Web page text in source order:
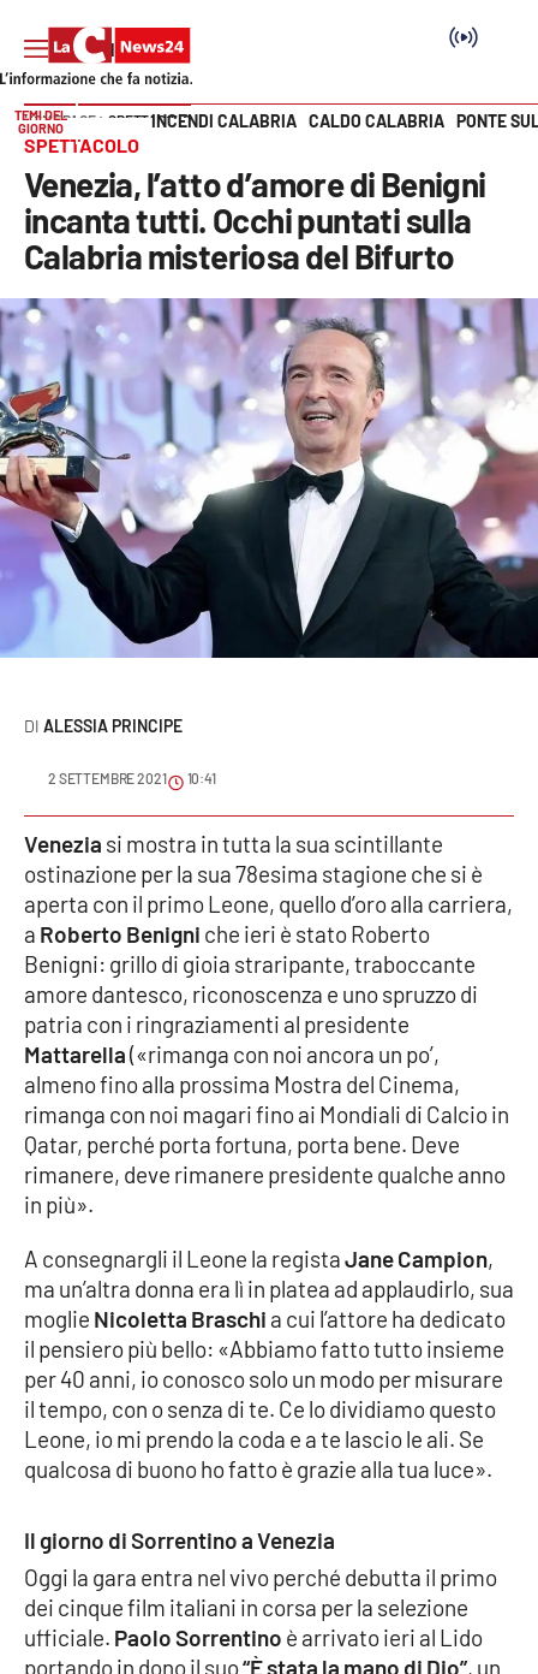
SEZIONI
Cronaca
Politica
Attualità
Economia e lavoro
Italia Mondo
Sanità
Sport
Podcast
Editoriali
VIDEO
Ambiente
Cronaca
Cultura
Economia e Lavoro
Politica
Sanità
Società
Sport
Good Morning Vietnam
Parchi Marini Calabria
Vai
TEMI DEL
GIORNO
INCENDI CALABRIA CALDO CALABRIA PONTE
HOME PAGE SPETTACOLO
SPETTACOLO
Venezia, l’atto d’amore di Benigni
incanta tutti. Occhi puntati sulla
Calabria misteriosa del Bifurto
ALESSIA PRINCIPE
2 SETTEMBRE 2021 10:41
Venezia si mostra in tutta la sua scintillante
ostinazione per la sua 78esima stagione che si è
aperta con il primo Leone, quello d’oro alla carriera,
a Roberto Benigni che ieri è stato Roberto
Benigni: grillo di gioia straripante, traboccante
amore dantesco, riconoscenza e uno spruzzo di
patria con i ringraziamenti al presidente
Mattarella(«rimanga con noi ancora un po’,
almeno fino alla prossima Mostra del Cinema,
rimanga con noi magari fino ai Mondiali di Calcio in
Qatar, perché porta fortuna, porta bene. Deve
rimanere, deve rimanere presidente qualche anno
in più».
A consegnargli il Leone la registaJane Campion,
ma un’altra donna era lì in platea ad applaudirlo, sua
moglie Nicoletta Braschi a cui l’attore ha dedicato
il pensiero più bello: «Abbiamo fatto tutto insieme
per 40 anni, io conosco solo un modo per misurare
il tempo, con o senza di te. Ce lo dividiamo questo
Leone, io mi prendo la coda e a te lascio le ali. Se
qualcosa di buono ho fatto è grazie alla tua luce».
Il giorno di Sorrentino a Venezia
Oggi la gara entra nel vivo perché debutta il primo
dei cinque film italiani in corsa per la selezione
ufficiale. Paolo Sorrentino è arrivato ieri al Lido
portando in dono il suo“È stata la mano di Dio”, un